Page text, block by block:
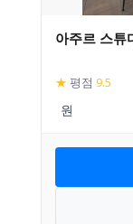
아주르 스튜
★ 평점 9.5